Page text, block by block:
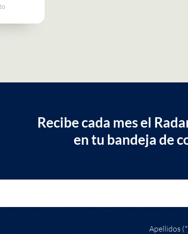
Recibe cada mes el
en tu bandeja de
Apellidos